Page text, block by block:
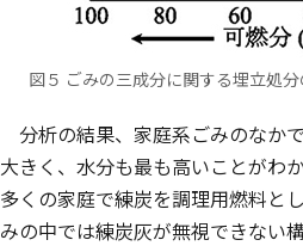
図５ ごみの三成分に関する埋立処
分析の結果、家庭系ごみのなか
大きく、水分も最も高いことがわ
多くの家庭で練炭を調理用燃料と
みの中では練炭灰が無視できない